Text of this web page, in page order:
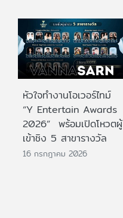
หัวใจทำงานโอเวอร์ไทม์
“Y Entertain Awards
2026” พร้อมเปิดโหวตผู้
เข้าชิง 5 สาขารางวัล
16 กรกฎาคม 2026